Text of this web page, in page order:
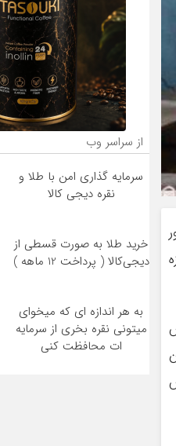
از سراسر وب
سرمایه گذاری امن با طلا و
نقره دیجی کالا
خرید طلا به صورت قسطی از
دیجی‌کالا ( پرداخت 12 ماهه )
به هر اندازه ای که میخوای
میتونی نقره بخری از سرمایه
ات محافظت کنی